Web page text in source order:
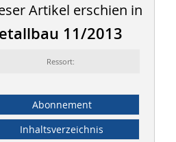
Artikel erschien in
11/2013
Ressort:
Abonnement
Inhaltsverzeichnis